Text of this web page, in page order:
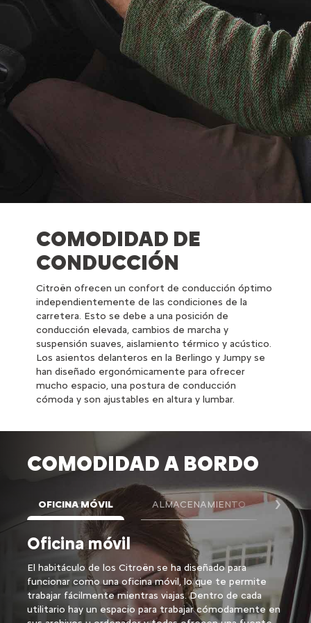
COMODIDAD DE
CONDUCCIÓN
Citroën ofrecen un confort de conducción óptimo
independientemente de las condiciones de la
carretera. Esto se debe a una posición de
conducción elevada, cambios de marcha y
suspensión suaves, aislamiento térmico y acústico.
Los asientos delanteros en la Berlingo y Jumpy se
han diseñado ergonómicamente para ofrecer
mucho espacio, una postura de conducción
cómoda y son ajustables en altura y lumbar.
COMODIDAD A BORDO
Oficina móvil
El habitáculo de los Citroën se ha diseñado para
funcionar como una oficina móvil, lo que te permite
trabajar fácilmente mientras viajas. Dentro de cada
utilitario hay un espacio para trabajar cómodamente en
Los
OFICINA MÓVIL ALMACENAMIENTO